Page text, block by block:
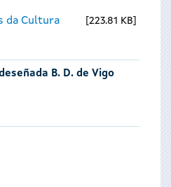
da Cultura
223.81 KB
B. D. de Vigo